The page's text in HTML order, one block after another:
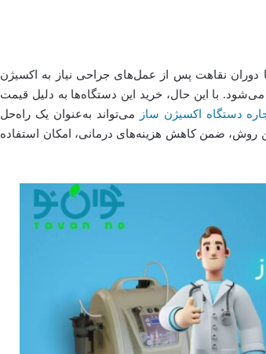
دوران نقاهت پس از عمل‌های جراحی نیاز به اکسیژن
با این حال، خرید این دستگاه‌ها به دلیل قیمت
دستگاه اکسیژن ساز
می‌تواند به‌عنوان یک راه‌حل
روش، ضمن کاهش هزینه‌های درمانی، امکان استفاده